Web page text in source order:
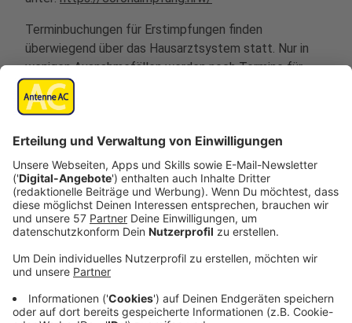
Terminbuchungen für Erstimpfungen finden
überwiegend über das Hausarztsystem statt. Nur in
wenigen Ausnahmefällen werden noch Termine für
Erstimpfungen über die Kassenärztliche Vereinigung
vergeben, also online unter
oder die (0800) 116 117 01.
Eine Impfung im Impfzentrum ohne gültigen Termin ist
nicht möglich, da die Zahl der Impfdosen auf die Zahl
der Anmeldungen abgestimmt ist.
Bereits vereinbarte Zweitimpfungstermine im
Impfzentrum können aufgrund des damit verbundenen
organisatorischen Aufwandes nicht nach vorne
gezogen werden.